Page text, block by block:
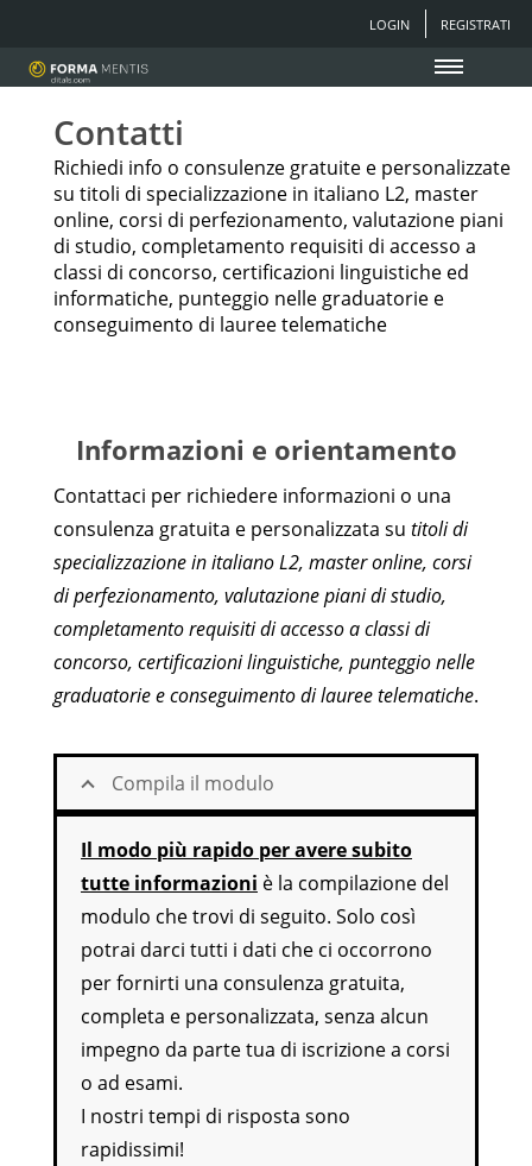
LOGIN REGISTRATI
Contatti
Richiedi info o consulenze gratuite e personalizzate
su titoli di specializzazione in italiano L2, master
online, corsi di perfezionamento, valutazione piani
di studio, completamento requisiti di accesso a
classi di concorso, certificazioni linguistiche ed
informatiche, punteggio nelle graduatorie e
conseguimento di lauree telematiche
Informazioni e orientamento
Contattaci per richiedere informazioni o una
consulenza gratuita e personalizzata su titoli di
specializzazione in italiano L2, master online, corsi
di perfezionamento, valutazione piani di studio,
completamento requisiti di accesso a classi di
concorso, certificazioni linguistiche, punteggio nelle
graduatorie e conseguimento di lauree telematiche.
Compila il modulo
Il modo più rapido per avere subito
tutte informazioni è la compilazione del
modulo che trovi di seguito. Solo così
potrai darci tutti i dati che ci occorrono
per fornirti una consulenza gratuita,
completa e personalizzata, senza alcun
impegno da parte tua di iscrizione a corsi
o ad esami.
I nostri tempi di risposta sono
rapidissimi!